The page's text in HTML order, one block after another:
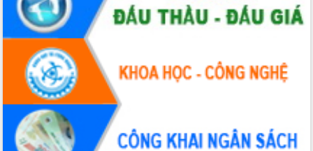
Trương Công Thái kiểm tra thực địa
Dự án cao tốc Khánh Hòa - Buôn Ma
Thuột
Định vị cà phê Việt Nam như một “di
sản sống” trong dòng chảy toàn cầu
Xây dựng nông thôn mới: Nâng cao đời
sống người dân từ những mô hình thiết
thực
Quyết liệt tháo gỡ vướng mắc, đẩy
nhanh tiến độ các dự án trọng điểm